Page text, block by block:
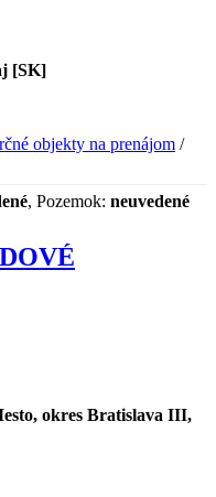
[SK]
objekty na prenájom /
, Pozemok: neuvedené
okres Bratislava III,